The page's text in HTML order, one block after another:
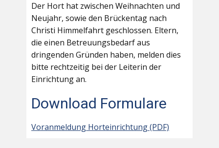
Der Hort hat zwischen Weihnachten und
Neujahr, sowie den Brückentag nach
Christi Himmelfahrt geschlossen. Eltern,
die einen Betreuungsbedarf aus
dringenden Gründen haben, melden dies
bitte rechtzeitig bei der Leiterin der
Einrichtung an.
Download Formulare
Voranmeldung Horteinrichtung (PDF)